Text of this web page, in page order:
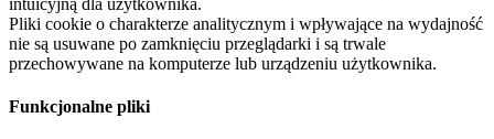
Pliki cookie o charakterze analitycznym i wpływające na wydajność
nie są usuwane po zamknięciu przeglądarki i są trwale
przechowywane na komputerze lub urządzeniu użytkownika.
Funkcjonalne pliki